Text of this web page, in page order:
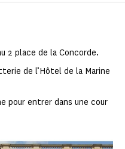
2 place de la Concorde.
de l’Hôtel de la Marine
pour entrer dans une cour